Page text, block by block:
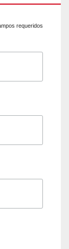
requeridos